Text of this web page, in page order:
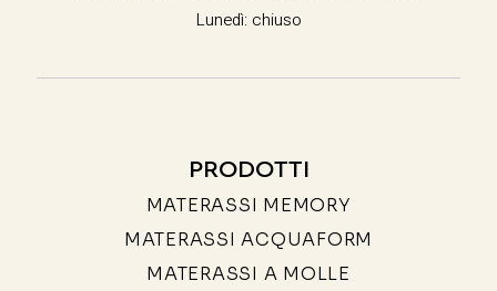
Lunedì: chiuso
PRODOTTI
MATERASSI MEMORY
MATERASSI ACQUAFORM
MATERASSI A MOLLE